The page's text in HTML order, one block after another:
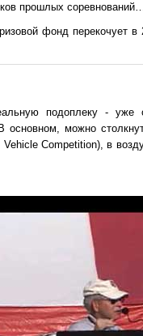
прошлых
фонд перекочует в
подоплеку - уже
можно
Competition), в